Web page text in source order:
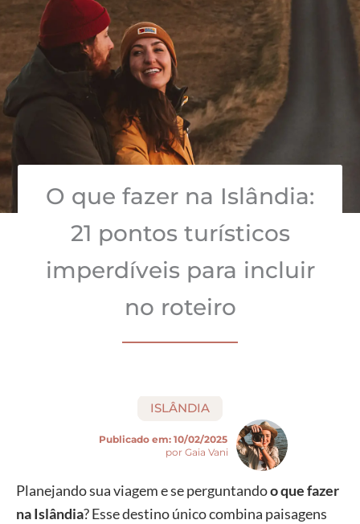
O que fazer na Islândia:
21 pontos turísticos
imperdíveis para incluir
no roteiro
ISLÂNDIA
Publicado em: 10/02/2025
por Gaia Vani
Planejando sua viagem e se perguntandoo que fazer
na Islândia? Esse destino único combina paisagens